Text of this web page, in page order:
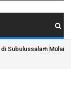
Subulussalam Mulai